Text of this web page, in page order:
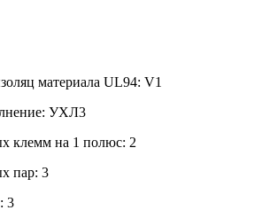
материала UL94: V1
УХЛ3
клемм на 1 полюс: 2
пар: 3
3